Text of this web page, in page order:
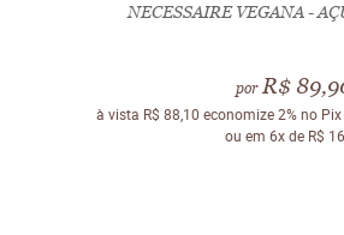
NECESSAIRE VEGANA -
por R$
à vista R$ 88,10 economize2%no Pix
ou em 6xde R$